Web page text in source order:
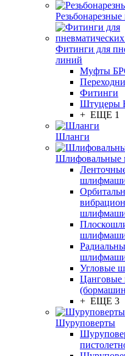
Фитинги для
линий
Муфты
Фитинги
Штуцеры
+ ЕЩЕ 1
Шланги
Угловые
+ ЕЩЕ 3
Шуруповерты